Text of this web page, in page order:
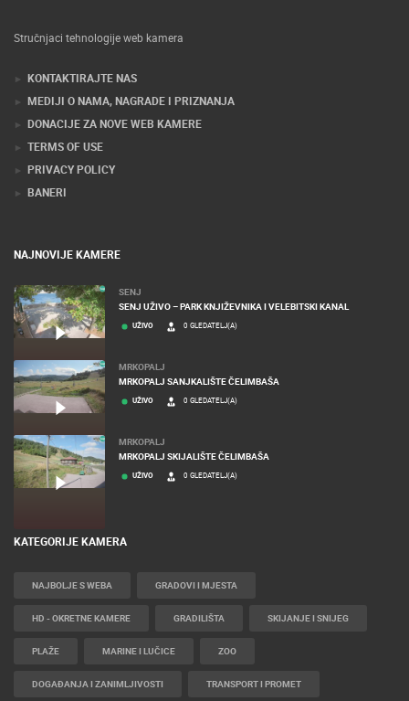
Stručnjaci tehnologije web kamera
KONTAKTIRAJTE NAS
MEDIJI O NAMA, NAGRADE I PRIZNANJA
DONACIJE ZA NOVE WEB KAMERE
TERMS OF USE
PRIVACY POLICY
BANERI
NAJNOVIJE KAMERE
SENJ
SENJ UŽIVO – PARK KNJIŽEVNIKA I VELEBITSKI KANAL
UŽIVO 0 GLEDATELJ(A)
MRKOPALJ
MRKOPALJ SANJKALIŠTE ČELIMBAŠA
UŽIVO 0 GLEDATELJ(A)
MRKOPALJ
MRKOPALJ SKIJALIŠTE ČELIMBAŠA
UŽIVO 0 GLEDATELJ(A)
KATEGORIJE KAMERA
NAJBOLJE S WEBA GRADOVI I MJESTA
HD - OKRETNE KAMERE GRADILIŠTA SKIJANJE I SNIJEG
PLAŽE MARINE I LUČICE ZOO
DOGAĐANJA I ZANIMLJIVOSTI TRANSPORT I PROMET